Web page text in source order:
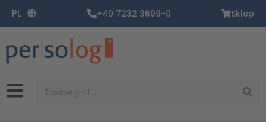
Inhalt
springen
PL +49 7232 3699-0 Sklep